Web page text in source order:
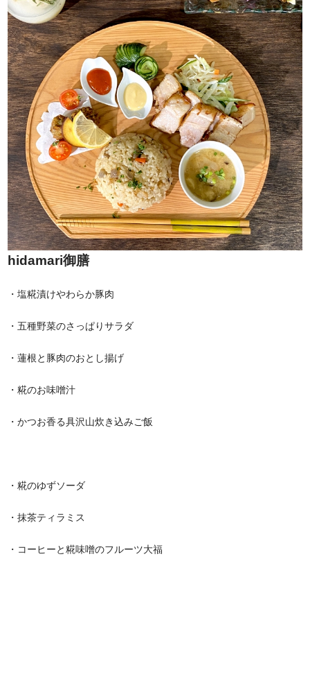
hidamari御膳
・塩糀漬けやわらか豚肉
・五種野菜のさっぱりサラダ
・蓮根と豚肉のおとし揚げ
・糀のお味噌汁
・かつお香る具沢山炊き込みご飯
・糀のゆずソーダ
・抹茶ティラミス
・コーヒーと糀味噌のフルーツ大福